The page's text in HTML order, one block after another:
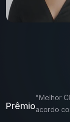
Prêmio
"Melhor
acordo